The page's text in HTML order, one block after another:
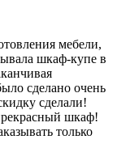
мебели,
шкаф-купе в
сделано очень
сделали!
шкаф!
только